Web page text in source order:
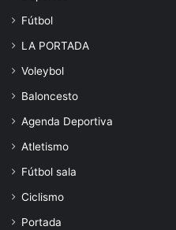
Fútbol
LA PORTADA
Voleybol
Baloncesto
Agenda Deportiva
Atletismo
Fútbol sala
Ciclismo
Portada